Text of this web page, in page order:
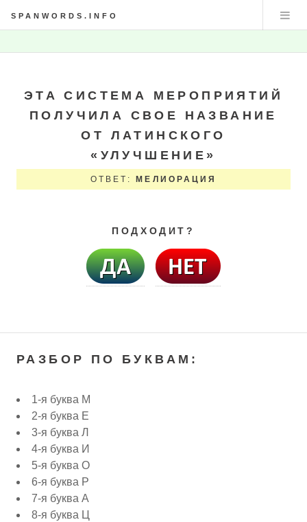
SPANWORDS.INFO
ЭТА СИСТЕМА МЕРОПРИЯТИЙ
ПОЛУЧИЛА СВОЕ НАЗВАНИЕ
ОТ ЛАТИНСКОГО
«УЛУЧШЕНИЕ»
ОТВЕТ: МЕЛИОРАЦИЯ
ПОДХОДИТ?
РАЗБОР ПО БУКВАМ:
1-я буква М
2-я буква Е
3-я буква Л
4-я буква И
5-я буква О
6-я буква Р
7-я буква А
8-я буква Ц